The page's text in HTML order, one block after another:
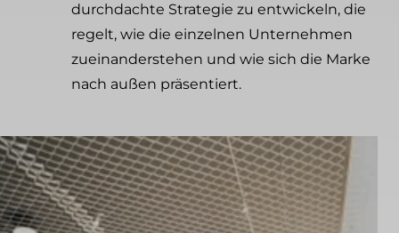
durchdachte Strategie zu entwickeln, die
regelt, wie die einzelnen Unternehmen
zueinanderstehen und wie sich die Marke
nach außen präsentiert.